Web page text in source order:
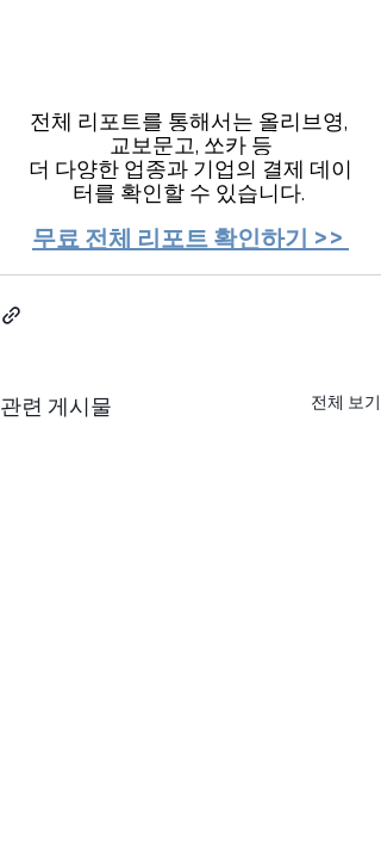
전체 리포트를 통해서는 올리브영,
교보문고, 쏘카 등
더 다양한 업종과 기업의 결제 데이
터를 확인할 수 있습니다.
무료 전체 리포트 확인하기 >>
관련 게시물 전체 보기